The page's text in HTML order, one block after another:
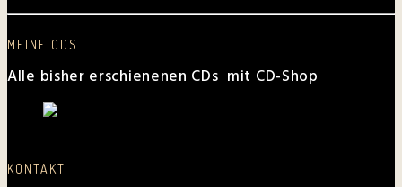
MEINE CDS
Alle bisher erschienenen CDs mit CD-Shop
KONTAKT